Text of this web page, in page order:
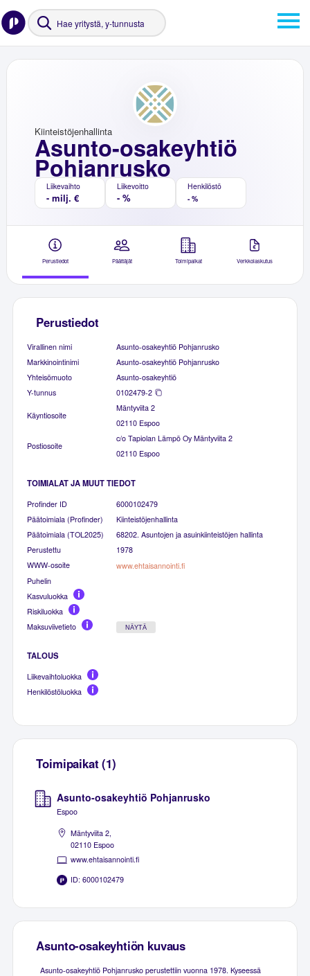
Asunto-osakeyhtiö
Pohjanrusko
Kiinteistöjenhallinta
Liikevaihto
- milj. €
Liikevoitto
- %
Henkilöstö
- %
Perustiedot Päättäjät Toimipaikat Verkkolaskutus
Perustiedot
Virallinen nimi
Asunto-osakeyhtiö Pohjanrusko
Markkinointinimi
Asunto-osakeyhtiö Pohjanrusko
Yhteisömuoto
Asunto-osakeyhtiö
Y-tunnus
0102479-2
Käyntiosoite
Mäntyviita 2
02110 Espoo
Postiosoite
c/o Tapiolan Lämpö Oy Mäntyviita 2
02110 Espoo
TOIMIALAT JA MUUT TIEDOT
Profinder ID
6000102479
Päätoimiala (Profinder)
Kiinteistöjenhallinta
Päätoimiala (TOL2025)
68202. Asuntojen ja asuinkiinteistöjen hallinta
Perustettu
1978
WWW-osoite
www.ehtaisannointi.fi
Puhelin
Kasvuluokka
Riskiluokka
Maksuviivetieto
NÄYTÄ
TALOUS
Liikevaihtoluokka
Henkilöstöluokka
Toimipaikat (1)
Asunto-osakeyhtiö Pohjanrusko
Espoo
Mäntyviita 2,
02110 Espoo
www.ehtaisannointi.fi
ID: 6000102479
Asunto-osakeyhtiön kuvaus
Asunto-osakeyhtiö Pohjanrusko perustettiin vuonna 1978. Kyseessä